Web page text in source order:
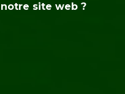
site web ?